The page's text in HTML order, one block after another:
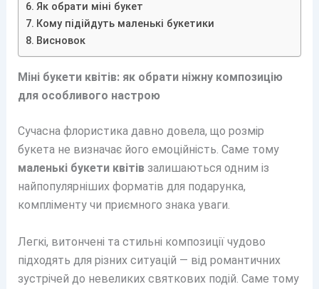
Як обрати міні букет
Кому підійдуть маленькі букетики
Висновок
Міні букети квітів: як обрати ніжну композицію
для особливого настрою
Сучасна флористика давно довела, що розмір
букета не визначає його емоційність. Саме тому
маленькі букети квітівзалишаються одним із
найпопулярніших форматів для подарунка,
компліменту чи приємного знака уваги.
Легкі, витончені та стильні композиції чудово
підходять для різних ситуацій — від романтичних
зустрічей до невеликих святкових подій. Саме тому